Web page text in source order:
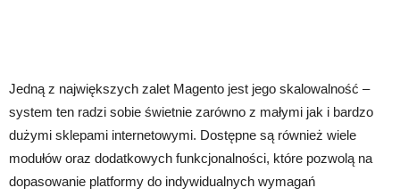
Jedną z największych zalet Magento jest jego skalowalność –
system ten radzi sobie świetnie zarówno z małymi jak i bardzo
dużymi sklepami internetowymi. Dostępne są również wiele
modułów oraz dodatkowych funkcjonalności, które pozwolą na
dopasowanie platformy do indywidualnych wymagań